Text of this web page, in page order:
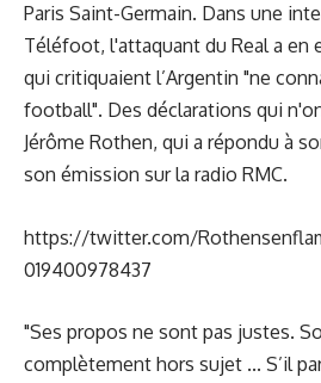
Paris Saint-Germain. Dans une
Téléfoot, l'attaquant du Real a en
qui critiquaient l’Argentin "ne
football". Des déclarations qui
Jérôme Rothen, qui a répondu à
son émission sur la radio RMC.
https://twitter.com/
019400978437
"Ses propos ne sont pas justes.
complètement hors sujet ... S’il